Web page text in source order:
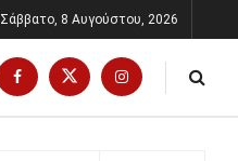
Σάββατο, 8 Αυγούστου, 2026